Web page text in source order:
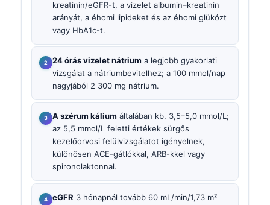
kreatinin/eGFR-t, a vizelet albumin–kreatinin
arányát, a éhomi lipideket és az éhomi glükózt
vagy HbA1c-t.
24 órás vizelet nátrium a legjobb gyakorlati
vizsgálat a nátriumbevitelhez; a 100 mmol/nap
nagyjából 2 300 mg nátrium.
A szérum kálium általában kb. 3,5–5,0 mmol/L;
az 5,5 mmol/L feletti értékek sürgős
kezelőorvosi felülvizsgálatot igényelnek,
különösen ACE-gátlókkal, ARB-kkel vagy
spironolaktonnal.
eGFR 3 hónapnál tovább 60 mL/min/1,73 m²